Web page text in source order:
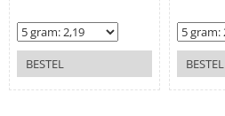
BESTEL BESTEL